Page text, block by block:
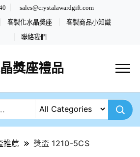
sales@crystalawardgift.com
客製化水晶獎座 客製商品小知識
聯絡我們
獎座禮品
推薦 獎盃 1210-5CS